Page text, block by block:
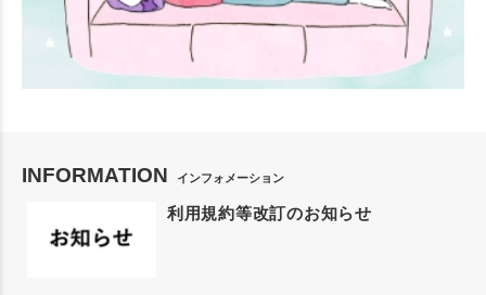
INFORMATION インフォメーション
利用規約等改訂のお知らせ